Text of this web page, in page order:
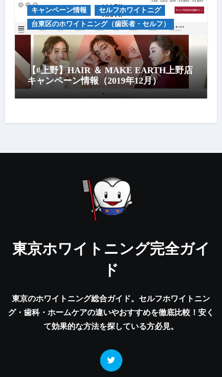
キャンペーン情報
セルフホワイトニグ
台東区のホワイトニング（歯医者・セルフ）
【#上野】HAIR ＆ MAKE EARTH上野店
キャンペーン情報（2019年12月）
東京ホワイトニング完全ガイ
ド
東京のホワイトニング総合ガイド。セルフホワイトニン
グ・歯科・ホームケアの違いやおすすめを徹底比較！安く
て効果的な方法を探している方必見。